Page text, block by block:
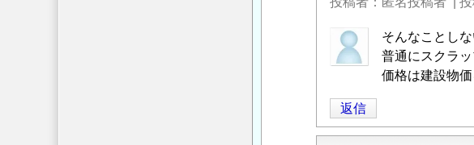
」
へ
匿
名
者
に
そんなことしな
普通にスクラ
価格は建設物価
返信